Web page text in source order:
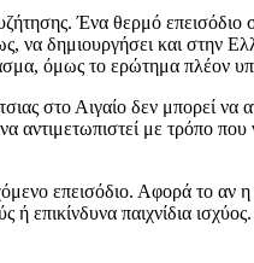
Ένα θερμό
να δημιουργήσει και στην
όμως το ερώτημα πλέον
στο Αιγαίο δεν μπορεί να
με τρόπο που
επεισόδιο. Αφορά το
επικίνδυνα παιχνίδια